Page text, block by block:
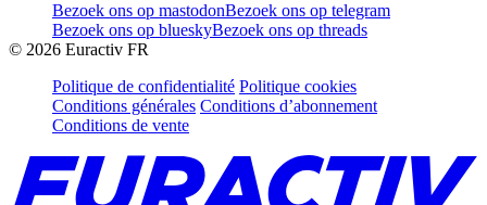
Bezoek ons op mastodonBezoek ons op telegram
Bezoek ons op blueskyBezoek ons op threads
© 2026 Euractiv FR
Politique de confidentialité Politique cookies
Conditions générales Conditions d’abonnement
Conditions de vente